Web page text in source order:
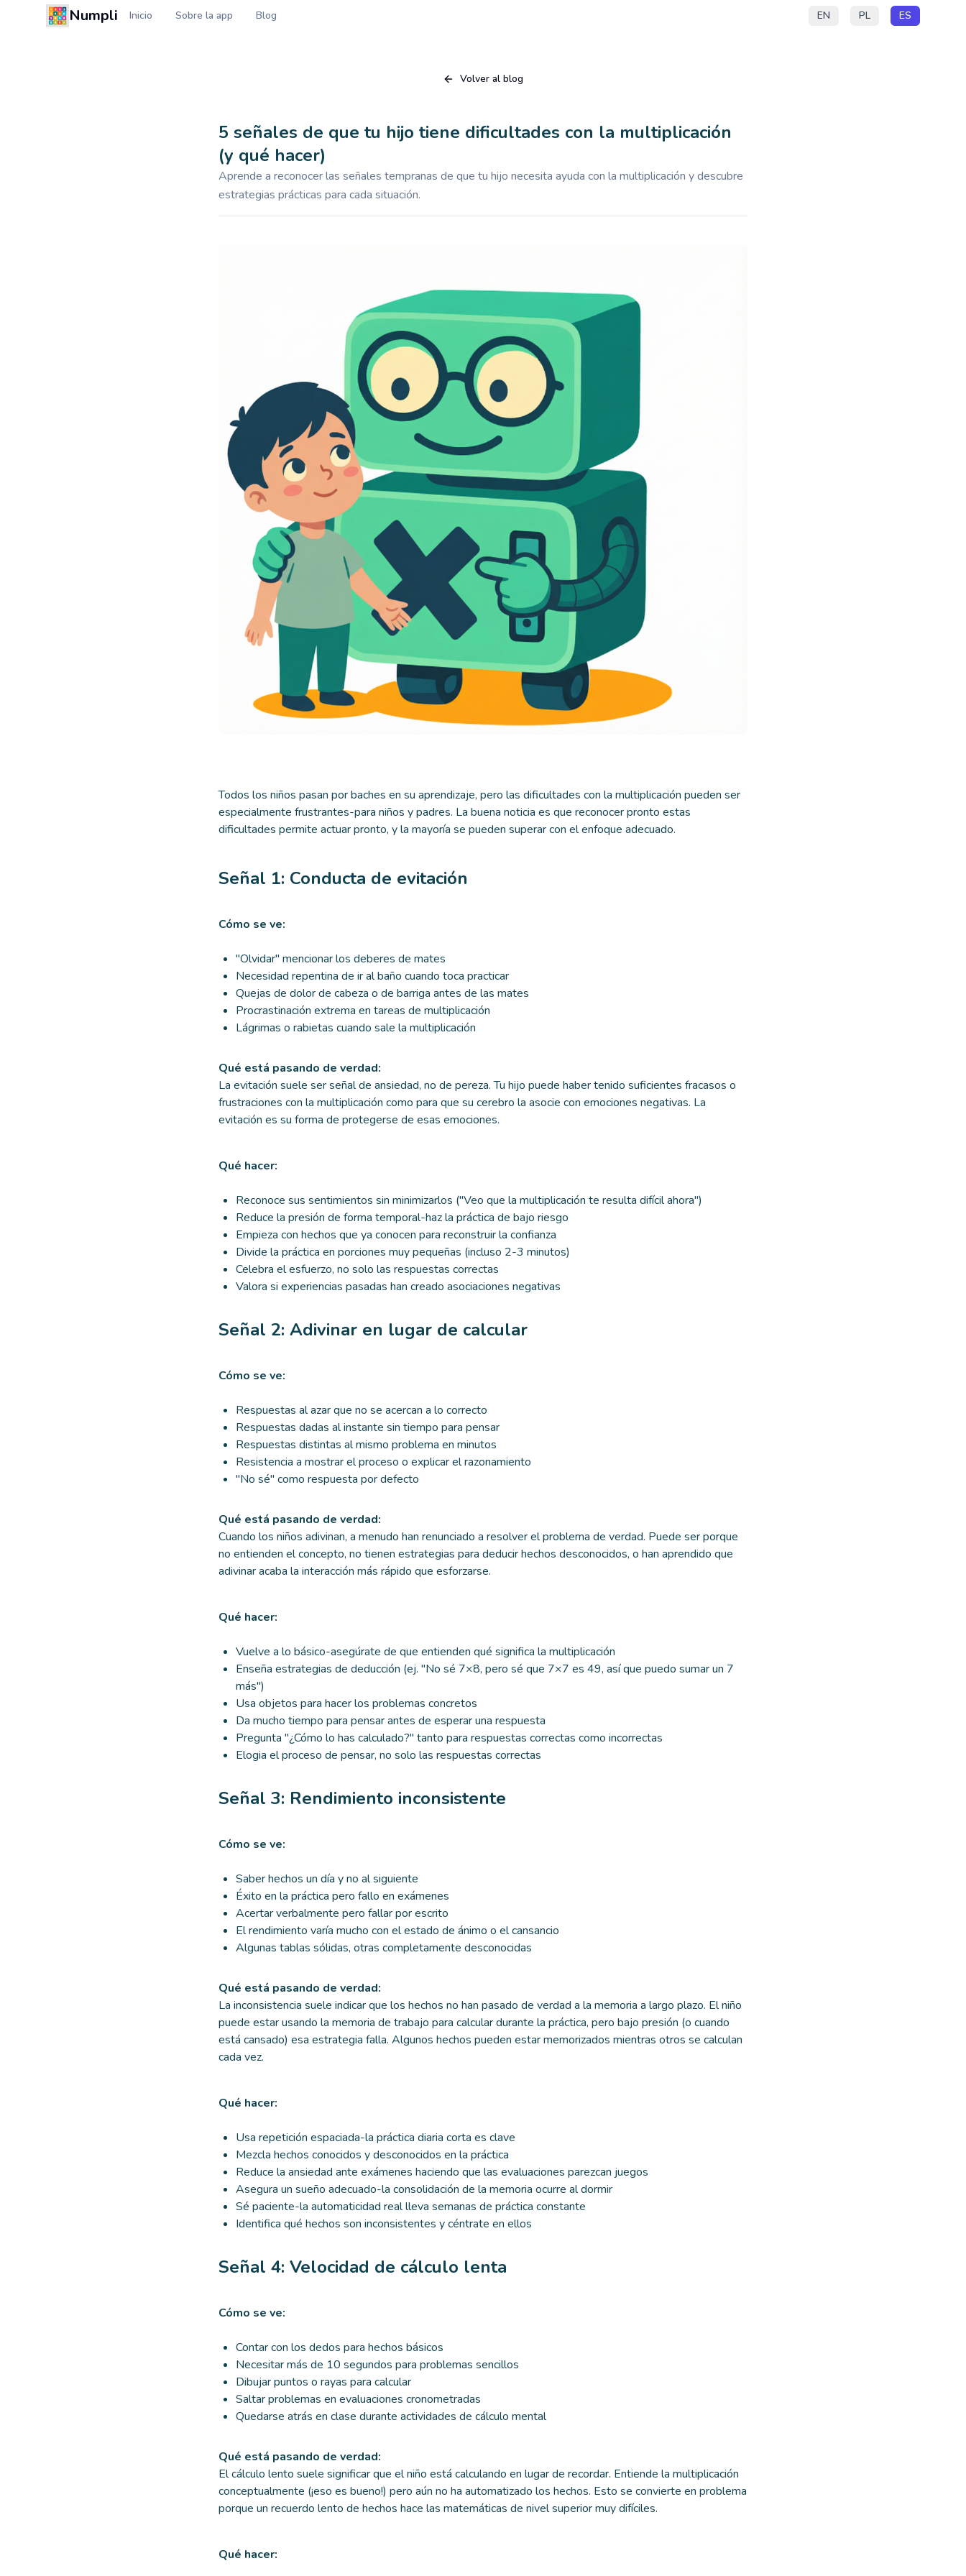
Numpli Inicio Sobre la app Blog EN PL ES
Volver al blog
5 señales de que tu hijo tiene dificultades con la multiplicación
(y qué hacer)
Aprende a reconocer las señales tempranas de que tu hijo necesita ayuda con la multiplicación y descubre
estrategias prácticas para cada situación.
Todos los niños pasan por baches en su aprendizaje, pero las dificultades con la multiplicación pueden ser
especialmente frustrantes-para niños y padres. La buena noticia es que reconocer pronto estas
dificultades permite actuar pronto, y la mayoría se pueden superar con el enfoque adecuado.
Señal 1: Conducta de evitación
Cómo se ve:
"Olvidar" mencionar los deberes de mates
Necesidad repentina de ir al baño cuando toca practicar
Quejas de dolor de cabeza o de barriga antes de las mates
Procrastinación extrema en tareas de multiplicación
Lágrimas o rabietas cuando sale la multiplicación
Qué está pasando de verdad:
La evitación suele ser señal de ansiedad, no de pereza. Tu hijo puede haber tenido suficientes fracasos o
frustraciones con la multiplicación como para que su cerebro la asocie con emociones negativas. La
evitación es su forma de protegerse de esas emociones.
Qué hacer:
Reconoce sus sentimientos sin minimizarlos ("Veo que la multiplicación te resulta difícil ahora")
Reduce la presión de forma temporal-haz la práctica de bajo riesgo
Empieza con hechos que ya conocen para reconstruir la confianza
Divide la práctica en porciones muy pequeñas (incluso 2-3 minutos)
Celebra el esfuerzo, no solo las respuestas correctas
Valora si experiencias pasadas han creado asociaciones negativas
Señal 2: Adivinar en lugar de calcular
Cómo se ve:
Respuestas al azar que no se acercan a lo correcto
Respuestas dadas al instante sin tiempo para pensar
Respuestas distintas al mismo problema en minutos
Resistencia a mostrar el proceso o explicar el razonamiento
"No sé" como respuesta por defecto
Qué está pasando de verdad:
Cuando los niños adivinan, a menudo han renunciado a resolver el problema de verdad. Puede ser porque
no entienden el concepto, no tienen estrategias para deducir hechos desconocidos, o han aprendido que
adivinar acaba la interacción más rápido que esforzarse.
Qué hacer:
Vuelve a lo básico-asegúrate de que entienden qué significa la multiplicación
Enseña estrategias de deducción (ej. "No sé 7×8, pero sé que 7×7 es 49, así que puedo sumar un 7
más")
Usa objetos para hacer los problemas concretos
Da mucho tiempo para pensar antes de esperar una respuesta
Pregunta "¿Cómo lo has calculado?" tanto para respuestas correctas como incorrectas
Elogia el proceso de pensar, no solo las respuestas correctas
Señal 3: Rendimiento inconsistente
Cómo se ve:
Saber hechos un día y no al siguiente
Éxito en la práctica pero fallo en exámenes
Acertar verbalmente pero fallar por escrito
El rendimiento varía mucho con el estado de ánimo o el cansancio
Algunas tablas sólidas, otras completamente desconocidas
Qué está pasando de verdad:
La inconsistencia suele indicar que los hechos no han pasado de verdad a la memoria a largo plazo. El niño
puede estar usando la memoria de trabajo para calcular durante la práctica, pero bajo presión (o cuando
está cansado) esa estrategia falla. Algunos hechos pueden estar memorizados mientras otros se calculan
cada vez.
Qué hacer:
Usa repetición espaciada-la práctica diaria corta es clave
Mezcla hechos conocidos y desconocidos en la práctica
Reduce la ansiedad ante exámenes haciendo que las evaluaciones parezcan juegos
Asegura un sueño adecuado-la consolidación de la memoria ocurre al dormir
Sé paciente-la automaticidad real lleva semanas de práctica constante
Identifica qué hechos son inconsistentes y céntrate en ellos
Señal 4: Velocidad de cálculo lenta
Cómo se ve:
Contar con los dedos para hechos básicos
Necesitar más de 10 segundos para problemas sencillos
Dibujar puntos o rayas para calcular
Saltar problemas en evaluaciones cronometradas
Quedarse atrás en clase durante actividades de cálculo mental
Qué está pasando de verdad:
El cálculo lento suele significar que el niño está calculando en lugar de recordar. Entiende la multiplicación
conceptualmente (¡eso es bueno!) pero aún no ha automatizado los hechos. Esto se convierte en problema
porque un recuerdo lento de hechos hace las matemáticas de nivel superior muy difíciles.
Qué hacer: